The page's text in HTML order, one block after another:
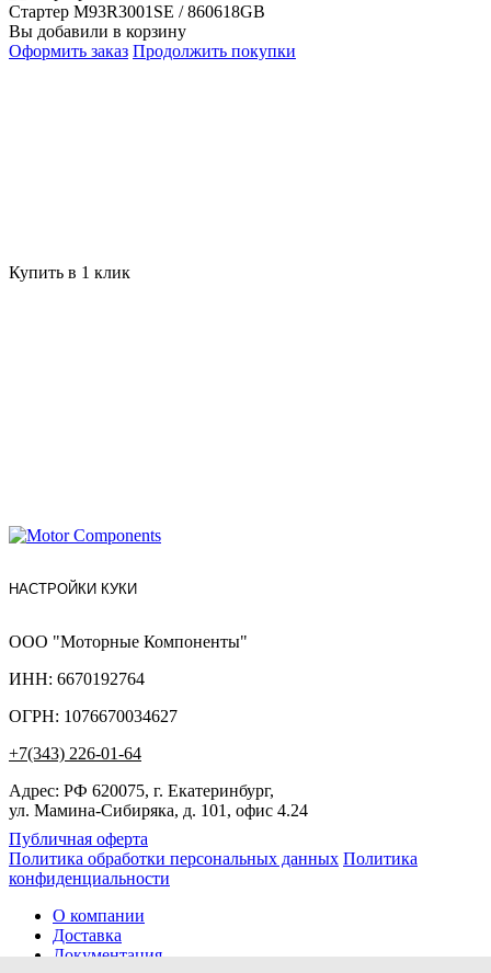
Стартер M93R3001SE / 860618GB
Вы добавили в корзину
Оформить заказ Продолжить покупки
Купить в 1 клик
НАСТРОЙКИ КУКИ
ООО "Моторные Компоненты"
ИНН: 6670192764
ОГРН: 1076670034627
+7(343) 226-01-64
Адрес: РФ 620075, г. Екатеринбург,
ул. Мамина-Сибиряка, д. 101, офис 4.24
Публичная оферта
Политика обработки персональных данных Политика
конфиденциальности
О компании
Доставка
Документация